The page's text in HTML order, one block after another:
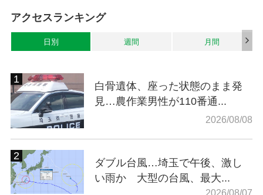
アクセスランキング
日別 週間 月間
白骨遺体、座った状態のまま発
見…農作業男性が110番通...
2026/08/08
ダブル台風…埼玉で午後、激し
い雨か 大型の台風、最大...
2026/08/07